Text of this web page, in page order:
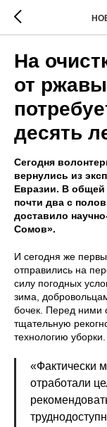
На
от
десять
Сегодня
вернулись из
Евразии. В общей
почти два с
доставило
Сомов».
И сегодня же
отправились на
силу погодных
зима,
бочек. Перед ними
тщательную
технологию уборки.
«Фактически
отработали